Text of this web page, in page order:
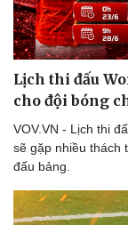
Lịch thi đấu
cho đội bóng
VOV.VN - Lịch thi
sẽ gặp nhiều thách
đấu bảng.